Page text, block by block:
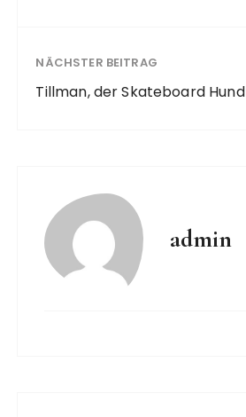
NÄCHSTER BEITRAG
Tillman, der Skateboard Hund
admin